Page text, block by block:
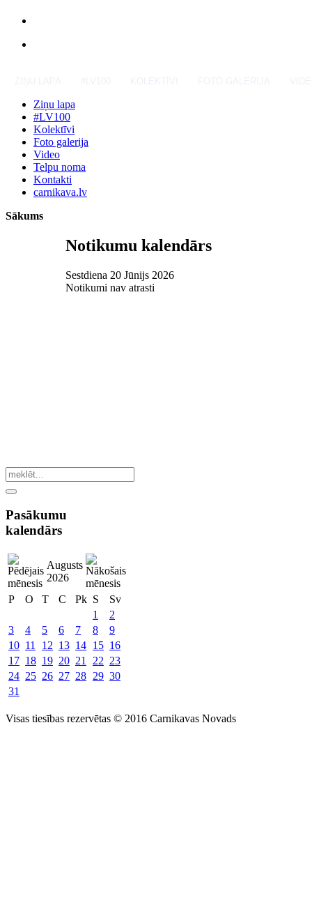
Ziņu lapa
#LV100
Kolektīvi
Foto galerija
Video
Telpu noma
Kontakti
carnikava.lv
Sākums
Notikumu kalendārs
Sestdiena 20 Jūnijs 2026
Notikumi nav atrasti
Pasākumu
kalendārs
Augusts
2026
P
O T C Pk S
Sv
1
2
3
4 5 6 7 8
9
10 11 12 13 14 15 16
17 18 19 20 21 22 23
24 25 26 27 28 29 30
31
Visas tiesības rezervētas © 2016 Carnikavas Novads